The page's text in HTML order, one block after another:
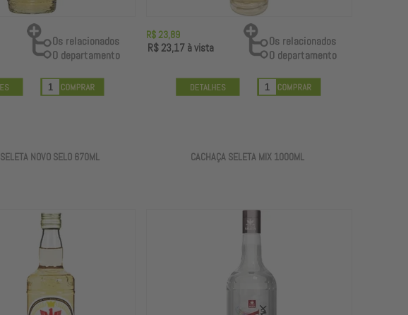
R$ 23,89
R$ 23,17à vista
NOVO SELO 670ML CACHAÇA SELETA MIX 1000ML